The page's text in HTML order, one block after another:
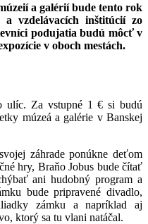
a galérií bude tento rok
vzdelávacích inštitúcií zo
podujatia budú môcť v
v oboch mestách.
ulíc. Za vstupné 1 € si budú
múzeá a galérie v Banskej
záhrade ponúkne deťom
hry, Braňo Jobus bude čítať
ani hudobný program a
bude pripravené divadlo,
zámku a napríklad aj
ktorý sa tu vlani natáčal.